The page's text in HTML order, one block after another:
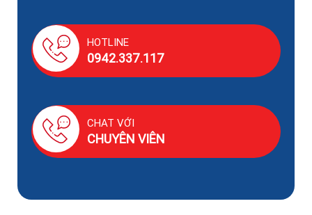
HOTLINE
0942.337.117
CHAT VỚI
CHUYÊN VIÊN